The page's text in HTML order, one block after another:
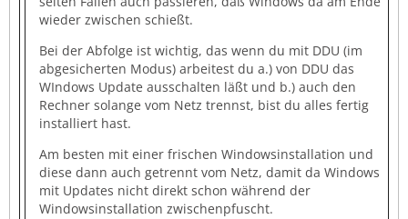
wieder zwischen schießt.
Bei der Abfolge ist wichtig, das wenn du mit DDU (im
abgesicherten Modus) arbeitest du a.) von DDU das
WIndows Update ausschalten läßt und b.) auch den
Rechner solange vom Netz trennst, bist du alles fertig
installiert hast.
Am besten mit einer frischen Windowsinstallation und
diese dann auch getrennt vom Netz, damit da Windows
mit Updates nicht direkt schon während der
Windowsinstallation zwischenpfuscht.